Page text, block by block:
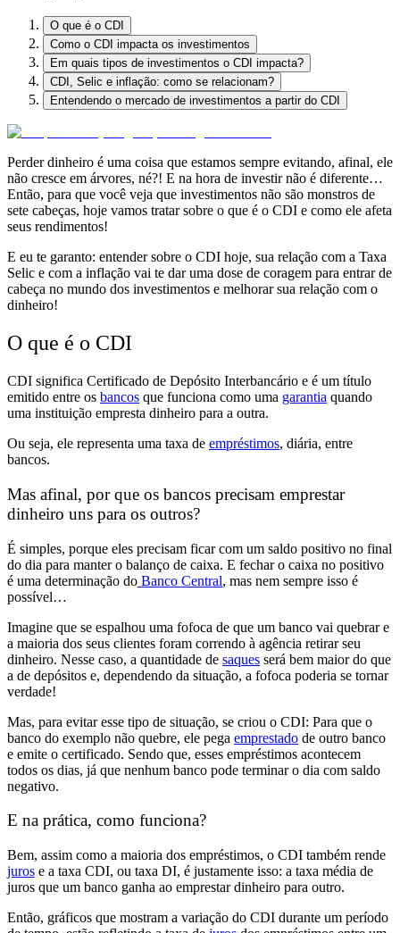
O que é o CDI
Como o CDI impacta os investimentos
Em quais tipos de investimentos o CDI impacta?
CDI, Selic e inflação: como se relacionam?
Entendendo o mercado de investimentos a partir do CDI
Perder dinheiro é uma coisa que estamos sempre evitando, afinal, ele
não cresce em árvores, né?! E na hora de investir não é diferente…
Então, para que você veja que investimentos não são monstros de
sete cabeças, hoje vamos tratar sobre o que é o CDI e como ele afeta
seus rendimentos!
E eu te garanto: entender sobre o CDI hoje, sua relação com a Taxa
Selic e com a inflação vai te dar uma dose de coragem para entrar de
cabeça no mundo dos investimentos e melhorar sua relação com o
dinheiro!
O que é o CDI
CDI significa Certificado de Depósito Interbancário e é um título
emitido entre os bancos que funciona como uma garantia quando
uma instituição empresta dinheiro para a outra.
Ou seja, ele representa uma taxa de empréstimos, diária, entre
bancos.
Mas afinal, por que os bancos precisam emprestar
dinheiro uns para os outros?
É simples, porque eles precisam ficar com um saldo positivo no final
do dia para manter o balanço de caixa. E fechar o caixa no positivo
é uma determinação do Banco Central, mas nem sempre isso é
possível…
Imagine que se espalhou uma fofoca de que um banco vai quebrar e
a maioria dos seus clientes foram correndo à agência retirar seu
dinheiro. Nesse caso, a quantidade de saques será bem maior do que
a de depósitos e, dependendo da situação, a fofoca poderia se tornar
verdade!
Mas, para evitar esse tipo de situação, se criou o CDI: Para que o
banco do exemplo não quebre, ele pega emprestado de outro banco
e emite o certificado. Sendo que, esses empréstimos acontecem
todos os dias, já que nenhum banco pode terminar o dia com saldo
negativo.
E na prática, como funciona?
Bem, assim como a maioria dos empréstimos, o CDI também rende
juros e a taxa CDI, ou taxa DI, é justamente isso: a taxa média de
juros que um banco ganha ao emprestar dinheiro para outro.
Então, gráficos que mostram a variação do CDI durante um período